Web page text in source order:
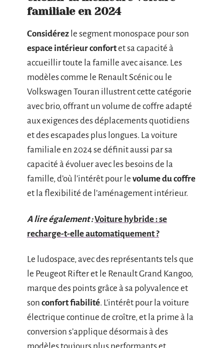
familiale en 2024
Considérez le segment monospace pour son
espace intérieur confortet sa capacité à
accueillir toute la famille avec aisance. Les
modèles comme le Renault Scénic ou le
Volkswagen Touran illustrent cette catégorie
avec brio, offrant un volume de coffre adapté
aux exigences des déplacements quotidiens
et des escapades plus longues. La voiture
familiale en 2024 se définit aussi par sa
capacité à évoluer avec les besoins de la
famille, d’où l’intérêt pour le volume du coffre
et la flexibilité de l’aménagement intérieur.
A lire également :Voiture hybride : se
recharge-t-elle automatiquement ?
Le ludospace, avec des représentants tels que
le Peugeot Rifter et le Renault Grand Kangoo,
marque des points grâce à sa polyvalence et
son confort fiabilité. L’intérêt pour la voiture
électrique continue de croître, et la prime à la
conversion s’applique désormais à des